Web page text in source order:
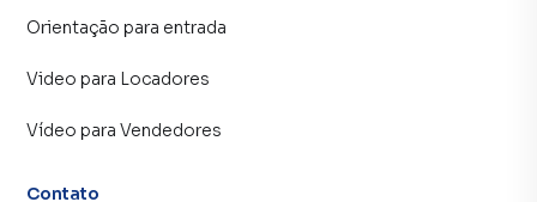
Orientação para entrada
Video para Locadores
Vídeo para Vendedores
Contato